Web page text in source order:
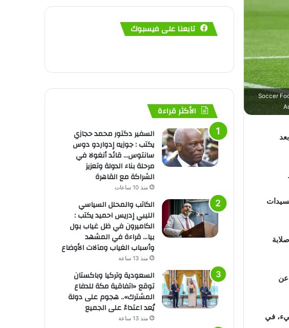
Soccer
عن
في
تابعنا على فيسبوك
الأكثر قراءة
السفير دكتور محمد حجازي
يكتب : جوزيه إدواردو دوس
سانتوس… قائد أنغولا في
مرحلة بناء الدولة وتعزيز
الشراكة مع القاهرة
منذ 10 ساعات
الكاتب والمحلل السياسي
الليبي إدريس احميد يكتب :
الكاميرون في ظل غياب بول
بيا… قراءة في المشهد
وأسباب الغياب ومآلات الأوضاع
منذ 13 ساعة
السعودية وتركيا وباكستان
توقع «اتفاقية مكة للدفاع
المشترك».. هجوم على دولة
يُعد اعتداءً على الجميع
منذ 13 ساعة